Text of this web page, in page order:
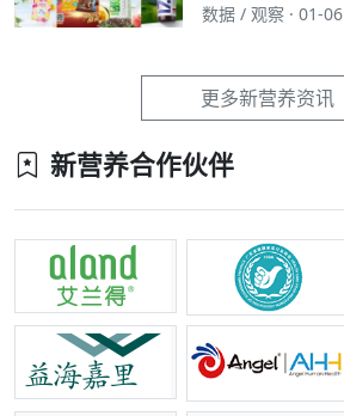
数据 / 观察 · 01-06
更多新营养资讯
新营养合作伙伴